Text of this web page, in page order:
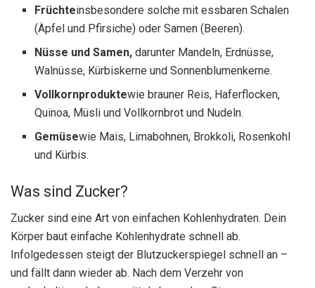
Früchteinsbesondere solche mit essbaren Schalen
(Äpfel und Pfirsiche) oder Samen (Beeren).
Nüsse und Samen,darunter Mandeln, Erdnüsse,
Walnüsse, Kürbiskerne und Sonnenblumenkerne.
Vollkornproduktewie brauner Reis, Haferflocken,
Quinoa, Müsli und Vollkornbrot und Nudeln.
Gemüsewie Mais, Limabohnen, Brokkoli, Rosenkohl
und Kürbis.
Was sind Zucker?
Zucker sind eine Art von einfachen Kohlenhydraten. Dein
Körper baut einfache Kohlenhydrate schnell ab.
Infolgedessen steigt der Blutzuckerspiegel schnell an –
und fällt dann wieder ab. Nach dem Verzehr von